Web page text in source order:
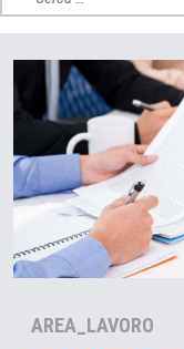
AREA_LAVORO